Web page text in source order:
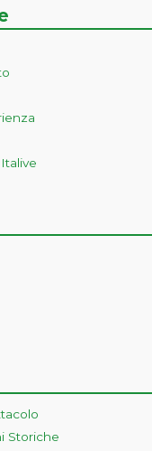
Storiche